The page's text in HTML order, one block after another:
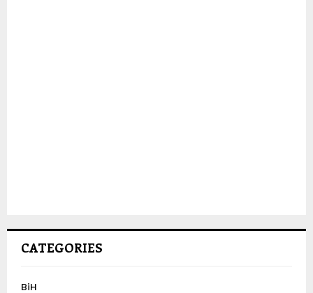
CATEGORIES
BiH